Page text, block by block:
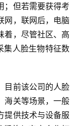
；但若需要获得考
网，联网后，电脑
着，尽管社区、高
集人脸生物特征数
目前该公司的人脸
海关等场景，一般
提供技术与设备服